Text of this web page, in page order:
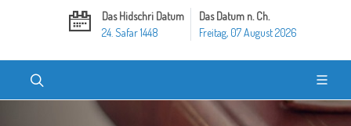
Das Hidschri Datum
24. Safar 1448
Das Datum n. Ch.
Freitag, 07 August 2026